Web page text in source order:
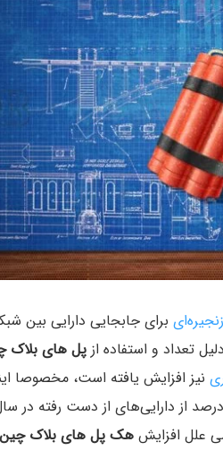
برای جابجایی دارایی‌ بین
تعداد و استفاده از پل های بلاک
نیز افزایش یافته است، مخصوصا
علل افزایش هک پل های بلاک چین